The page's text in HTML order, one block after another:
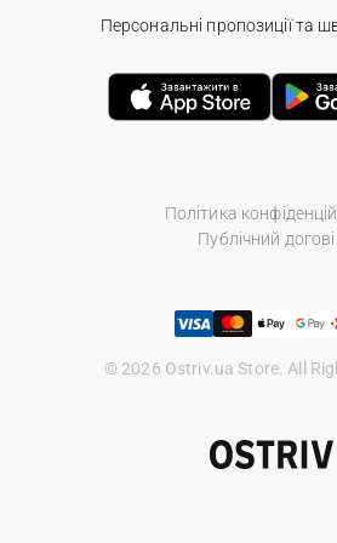
Політика
Публічний
© 2026 Ostriv.ua Store. All
Персональні пропозиції та